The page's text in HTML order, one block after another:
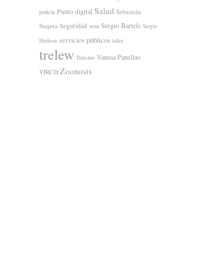
policía Punto digital Salud Sebastián
Suquia Seguridad sem Sergio Bartels Sergio
Hudson servicios públicos taller
trelew Turismo Vanesa Panellao
VIRCH Zoonosis